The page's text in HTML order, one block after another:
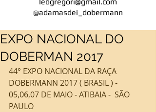
@adamasdei_dobermann
EXPO NACIONAL DO
DOBERMAN 2017
44° EXPO NACIONAL DA RAÇA
DOBERMANN 2017 ( BRASIL ) -
05,06,07 DE MAIO - ATIBAIA -  SÃO
PAULO